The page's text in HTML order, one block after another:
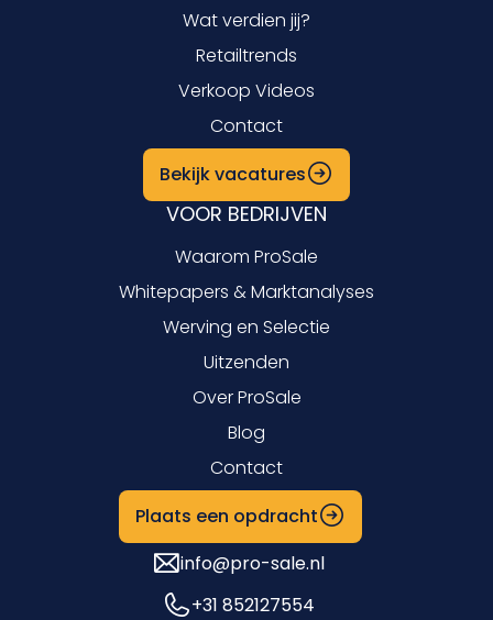
Wat verdien jij?
Retailtrends
Verkoop Videos
Contact
Bekijk vacatures
VOOR BEDRIJVEN
Waarom ProSale
Whitepapers & Marktanalyses
Werving en Selectie
Uitzenden
Over ProSale
Blog
Contact
Plaats een opdracht
info@pro-sale.nl
+31 852127554